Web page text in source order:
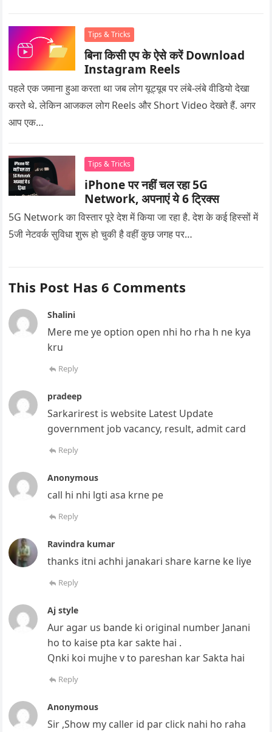
Tips & Tricks
बिना किसी एप के ऐसे करें Download
Instagram Reels
पहले एक जमाना हुआ करता था जब लोग यूट्यूब पर लंबे-लंबे वीडियो देखा
करते थे. लेकिन आजकल लोग Reels और Short Video देखते हैं. अगर
आप एक…
Tips & Tricks
iPhone पर नहीं चल रहा 5G
Network, अपनाएं ये 6 ट्रिक्स
5G Network का विस्तार पूरे देश में किया जा रहा है. देश के कई हिस्सों में
5जी नेटवर्क सुविधा शुरू हो चुकी है वहीं कुछ जगह पर…
This Post Has 6 Comments
Shalini
Mere me ye option open nhi ho rha h ne kya
kru
Reply
pradeep
Sarkarirest is website Latest Update
government job vacancy, result, admit card
Reply
Anonymous
call hi nhi lgti asa krne pe
Reply
Ravindra kumar
thanks itni achhi janakari share karne ke liye
Reply
Aj style
Aur agar us bande ki original number Janani
ho to kaise pta kar sakte hai .
Qnki koi mujhe v to pareshan kar Sakta hai
Reply
Anonymous
Sir ,Show my caller id par click nahi ho raha